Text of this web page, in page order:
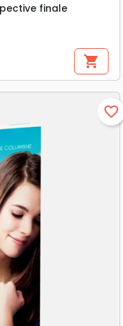
finale
shopping_cart
favorite_border